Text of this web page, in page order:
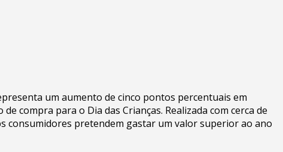
um aumento de cinco pontos percentuais em
compra para o Dia das Crianças. Realizada com cerca de
consumidores pretendem gastar um valor superior ao ano